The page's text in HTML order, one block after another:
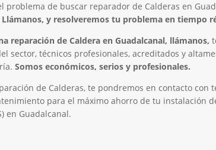
problema de buscar reparador de Calderas en
Llámanos, y resolveremos tu problema en tiempo
reparación de Caldera en Guadalcanal, llámanos,
sector, técnicos profesionales, acreditados y
Somos económicos, serios y profesionales.
de Calderas, te pondremos en contacto con
para el máximo ahorro de tu instalación
en Guadalcanal.